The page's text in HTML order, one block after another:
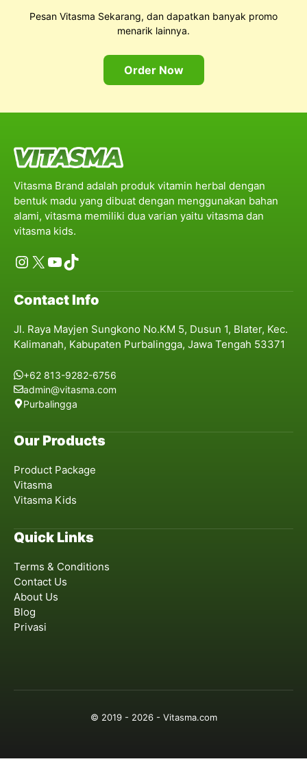
Pesan Vitasma Sekarang, dan dapatkan banyak promo
menarik lainnya.
Order Now
Vitasma Brand adalah produk vitamin herbal dengan
bentuk madu yang dibuat dengan menggunakan bahan
alami, vitasma memiliki dua varian yaitu vitasma dan
vitasma kids.
Instagram
X YouTube
TikTok
Contact Info
Jl. Raya Mayjen Sungkono No.KM 5, Dusun 1, Blater, Kec.
Kalimanah, Kabupaten Purbalingga, Jawa Tengah 53371
+62 813-9282-6756
admin@vitasma.com
Purbalingga
Our Products
Product Package
Vitasma
Vitasma Kids
Quick Links
Terms & Conditions
Contact Us
About Us
Blog
Privasi
© 2019 - 2026 - Vitasma.com